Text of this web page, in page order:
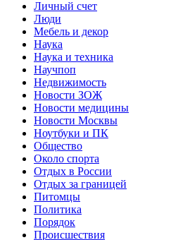
Личный счет
Люди
Мебель и декор
Наука
Наука и техника
Научпоп
Недвижимость
Новости ЗОЖ
Новости медицины
Новости Москвы
Ноутбуки и ПК
Общество
Около спорта
Отдых в России
Отдых за границей
Питомцы
Политика
Порядок
Происшествия